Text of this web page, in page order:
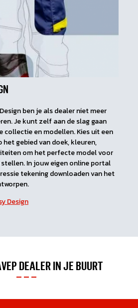
ben je als dealer niet meer
Je kunt zelf aan de slag gaan
collectie en modellen. Kies uit een
het gebied van doek, kleuren,
om het perfecte model voor
In jouw eigen online portal
tekening downloaden van het
Design
DEALER IN JE BUURT